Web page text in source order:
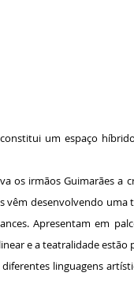
um espaço
os irmãos Guimarães
vêm desenvolvendo
Apresentam em
e a teatralidade
linguagens